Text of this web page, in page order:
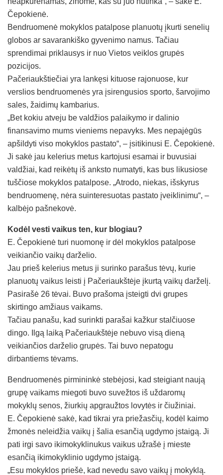
Čepokienė.
Bendruomenė mokyklos patalpose planuotų įkurti senelių
globos ar savarankiško gyvenimo namus. Tačiau
sprendimai priklausys ir nuo Vietos veiklos grupės
pozicijos.
Pačeriaukštiečiai yra lankęsi kituose rajonuose, kur
verslios bendruomenės yra įsirengusios sporto, šarvojimo
sales, žaidimų kambarius.
„Bet kokiu atveju be valdžios palaikymo ir dalinio
finansavimo mums vieniems nepavyks. Mes nepajėgūs
apšildyti viso mokyklos pastato“, – įsitikinusi E. Čepokienė.
Ji sakė jau kelerius metus kartojusi esamai ir buvusiai
valdžiai, kad reikėtų iš anksto numatyti, kas bus likusiose
tuščiose mokyklos patalpose. „Atrodo, niekas, išskyrus
bendruomenę, nėra suinteresuotas pastato įveiklinimu“, –
kalbėjo pašnekovė.
Kodėl vesti vaikus ten, kur blogiau?
E. Čepokienė turi nuomonę ir dėl mokyklos patalpose
veikiančio vaikų darželio.
Jau prieš kelerius metus ji surinko parašus tėvų, kurie
planuotų vaikus leisti į Pačeriaukštėje įkurtą vaikų darželį.
Pasirašė 26 tėvai. Buvo prašoma įsteigti dvi grupes
skirtingo amžiaus vaikams.
Tačiau panašu, kad surinkti parašai kažkur stalčiuose
dingo. Ilgą laiką Pačeriaukštėje nebuvo visą dieną
veikiančios darželio grupės. Tai buvo nepatogu
dirbantiems tėvams.
Bendruomenės pirmininkė stebėjosi, kad steigiant naują
grupę vaikams miegoti buvo suvežtos iš uždaromų
mokyklų senos, žiurkių apgraužtos lovytės ir čiužiniai.
E. Čepokienė sakė, kad tikrai yra priežasčių, kodėl kaimo
žmonės neleidžia vaikų į šalia esančią ugdymo įstaigą. Ji
pati irgi savo ikimokyklinukus vaikus užrašė į mieste
esančią ikimokyklinio ugdymo įstaigą.
„Esu mokyklos priešė, kad nevedu savo vaikų į mokyklą.